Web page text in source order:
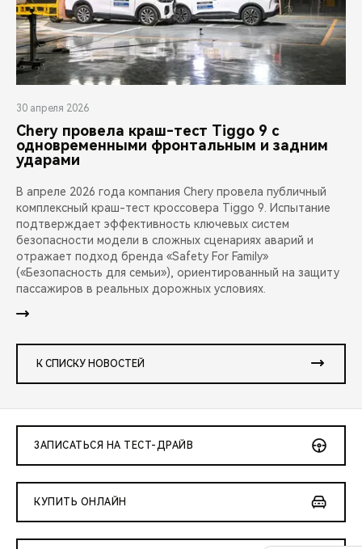
30 апреля 2026
Chery провела краш-тест Tiggo 9 с
одновременными фронтальным и задним
ударами
В апреле 2026 года компания Chery провела публичный
комплексный краш-тест кроссовера Tiggo 9. Испытание
подтверждает эффективность ключевых систем
безопасности модели в сложных сценариях аварий и
отражает подход бренда «Safety For Family»
(«Безопасность для семьи»), ориентированный на защиту
пассажиров в реальных дорожных условиях.
К СПИСКУ НОВОСТЕЙ
ЗАПИСАТЬСЯ НА ТЕСТ-ДРАЙВ
КУПИТЬ ОНЛАЙН